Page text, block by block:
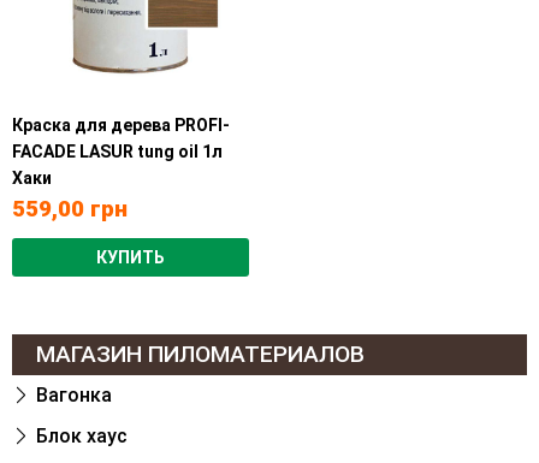
Краска для дерева PROFI-
FACADE LASUR tung oil 1л
Хаки
559,00 грн
КУПИТЬ
МАГАЗИН ПИЛОМАТЕРИАЛОВ
Вагонка
Блок хаус